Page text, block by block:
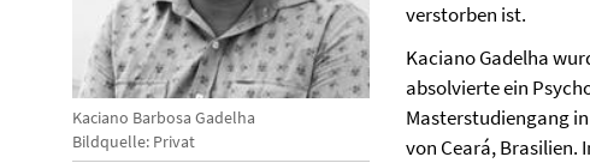
Kaciano Barbosa Gadelha
Bildquelle: Privat
verstorben ist.
Kaciano Gadelha
absolvierte ein
Masterstudiengang
von Ceará, Brasilien.